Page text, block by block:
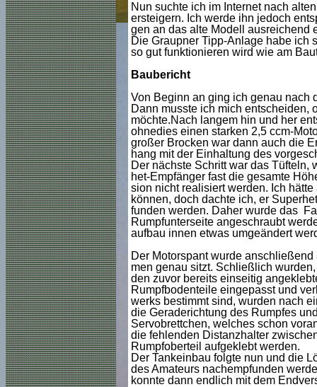
Nun suchte ich im Internet nach
ersteigern. Ich werde ihn jedoch
gen an das alte Modell ausreichend
Die Graupner Tipp-Anlage habe ich
so gut funktionieren wird wie am
Baubericht
Von Beginn an ging ich genau nach
Dann musste ich mich
möchte.Nach langem hin und her
ohnedies einen starken 2,5 ccm-
großer Brocken war dann auch die
hang mit der Einhaltung des
Der nächste Schritt war das Tüfteln,
het-Empfänger fast die gesamte
sion nicht realisiert werden. Ich
können, doch dachte ich, er
funden werden. Daher wurde das
Rumpfunterseite angeschraubt
aufbau innen etwas umgeändert
Der Motorspant wurde
men genau sitzt. Schließlich
den zuvor bereits einseitig
Rumpfbodenteile eingepasst und
werks bestimmt sind, wurden nach
die Geraderichtung des Rumpfes
Servobrettchen, welches schon
die fehlenden Distanzhalter
Rumpfoberteil aufgeklebt werden.
Der Tankeinbau folgte nun und die
des Amateurs nachempfunden
konnte dann endlich mit dem